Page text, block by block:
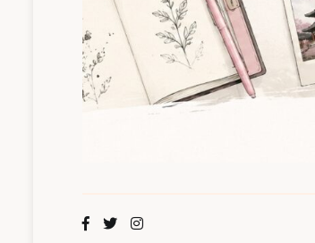
Maman Chou